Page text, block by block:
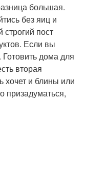
большая.
без яиц и
пост
Если вы
дома для
вторая
хочет и блины или
призадуматься,